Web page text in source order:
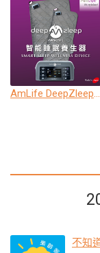
AmLife DeepZleep 智能睡眠養生器
不知